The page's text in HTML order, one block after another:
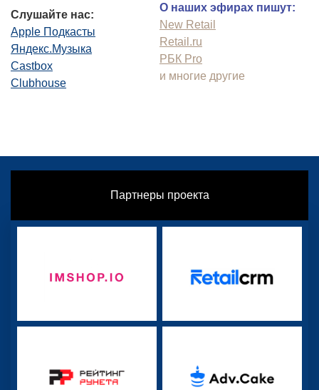
Слушайте нас:
Apple Подкасты
Яндекс.Музыка
Castbox
Clubhouse
О наших эфирах пишут:
New Retail
Retail.ru
РБК Pro
и многие другие
Партнеры проекта